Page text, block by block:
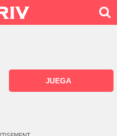
JUEGA